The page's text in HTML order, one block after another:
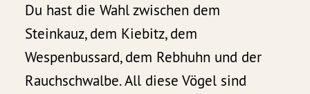
Du hast die Wahl zwischen dem
Steinkauz, dem Kiebitz, dem
Wespenbussard, dem Rebhuhn und der
Rauchschwalbe. All diese Vögel sind